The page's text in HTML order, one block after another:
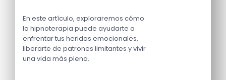
En este artículo, exploraremos cómo
la hipnoterapia puede ayudarte a
enfrentar tus heridas emocionales,
liberarte de patrones limitantes y vivir
una vida más plena.